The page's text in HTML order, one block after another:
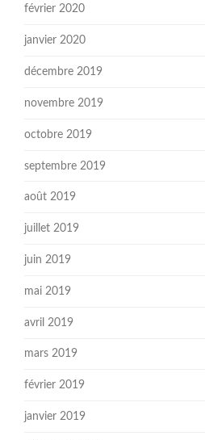
février 2020
janvier 2020
décembre 2019
novembre 2019
octobre 2019
septembre 2019
août 2019
juillet 2019
juin 2019
mai 2019
avril 2019
mars 2019
février 2019
janvier 2019